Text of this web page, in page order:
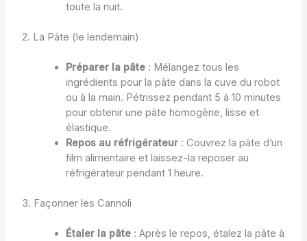
toute la nuit.
2. La Pâte (le lendemain)
Préparer la pâte: Mélangez tous les
ingrédients pour la pâte dans la cuve du robot
ou à la main. Pétrissez pendant 5 à 10 minutes
pour obtenir une pâte homogène, lisse et
élastique.
Repos au réfrigérateur: Couvrez la pâte d’un
film alimentaire et laissez-la reposer au
réfrigérateur pendant 1 heure.
3. Façonner les Cannoli
Étaler la pâte: Après le repos, étalez la pâte à